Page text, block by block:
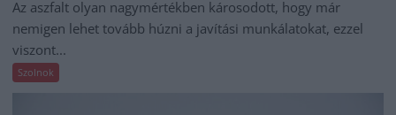
Az aszfalt olyan nagymértékben károsodott, hogy már
nemigen lehet tovább húzni a javítási munkálatokat, ezzel
viszont...
Szolnok